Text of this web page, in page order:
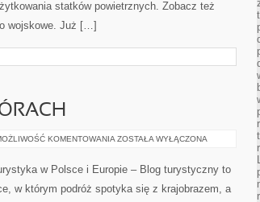
statków powietrznych. Zobacz też
wojskowe. Już […]
KOMENTOWANIA AGROTURYSTYKA
ZOSTAŁA WYŁĄCZONA
w Polsce i Europie – Blog turystyczny to
w którym podróż spotyka się z krajobrazem, a